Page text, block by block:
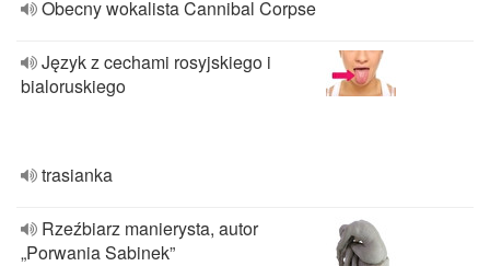
Obecny wokalista Cannibal Corpse
Język z cechami rosyjskiego i
bialoruskiego
trasianka
Rzeźbiarz manierysta, autor
„Porwania Sabinek”